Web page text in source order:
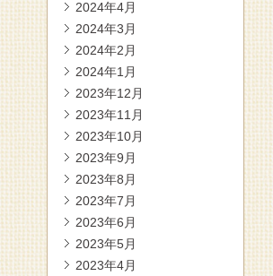
2024年4月
2024年3月
2024年2月
2024年1月
2023年12月
2023年11月
2023年10月
2023年9月
2023年8月
2023年7月
2023年6月
2023年5月
2023年4月